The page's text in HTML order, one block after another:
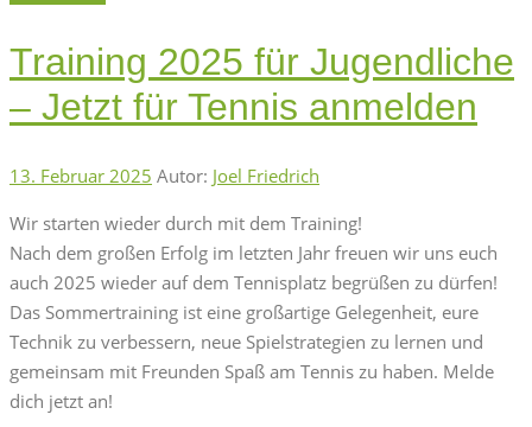
Training 2025 für Jugendliche
– Jetzt für Tennis anmelden
13. Februar 2025 Autor: Joel Friedrich
Wir starten wieder durch mit dem Training!
Nach dem großen Erfolg im letzten Jahr freuen wir uns euch
auch 2025 wieder auf dem Tennisplatz begrüßen zu dürfen!
Das Sommertraining ist eine großartige Gelegenheit, eure
Technik zu verbessern, neue Spielstrategien zu lernen und
gemeinsam mit Freunden Spaß am Tennis zu haben. Melde
dich jetzt an!